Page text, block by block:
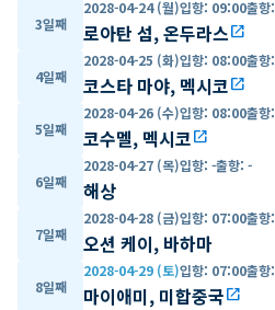
3일째
2028-04-24 (월)입항: 09:00출항:
로아탄 섬, 온두라스open_in_new
4일째
2028-04-25 (화)입항: 08:00출항:
코스타 마야, 멕시코open_in_new
5일째
2028-04-26 (수)입항: 08:00출항:
코수멜, 멕시코open_in_new
6일째
2028-04-27 (목)입항: -출항: -
해상
7일째
2028-04-28 (금)입항: 07:00출항:
오션 케이, 바하마
8일째
2028-04-29 (토)입항: 07:00출항:
마이애미, 미합중국open_in_new